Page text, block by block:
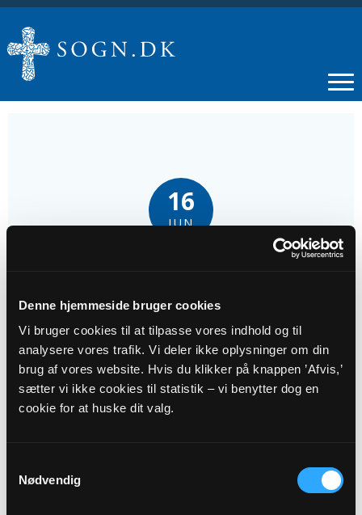
Denne hjemmeside bruger cookies
Vi bruger cookies til at tilpasse vores indhold og til
analysere vores trafik. Vi deler ikke oplysninger om din
brug af vores website. Hvis du klikker på knappen ’Afvis,’
sætter vi ikke cookies til statistik – vi benytter dog en
cookie for at huske dit valg.
Nødvendig
16
JUN
Tidspunkt
kl. 19:00
Præst
Mette Marie Dencher
Flade konfirmandstuen,
7900 Nykøbing M